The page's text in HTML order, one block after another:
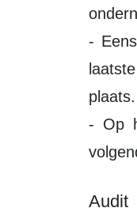
-
plaats.
- Op
Audit